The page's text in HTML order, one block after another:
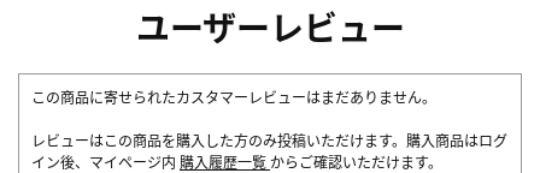
ユーザーレビュー
この商品に寄せられたカスタマーレビューはまだありません。
レビューはこの商品を購入した方のみ投稿いただけます。購入商品はログ
イン後、マイページ内 購入履歴一覧 からご確認いただけます。